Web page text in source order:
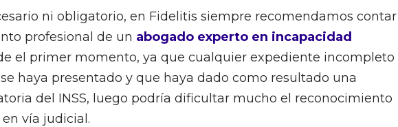
ni obligatorio, en Fidelitis siempre recomendamos contar
profesional de un abogado experto en incapacidad
el primer momento, ya que cualquier expediente incompleto
haya presentado y que haya dado como resultado una
del INSS, luego podría dificultar mucho el reconocimiento
vía judicial.